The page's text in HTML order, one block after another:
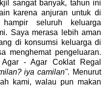
sangat banyak, tahun ini
karena anjuran untuk di
seluruh keluarga
Saya merasa lebih aman
di konsumsi keluarga di
menghemat pengeluaran.
- Agar Coklat Regal
iya camilan". Menurut
kami, walau pun makan